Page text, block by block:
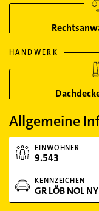
HANDWERK
Allgemeine
EINWOHNER
9.543
KENNZEICHEN
GR LÖB NOL